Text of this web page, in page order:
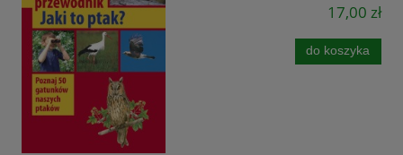
17,00 zł
do koszyka